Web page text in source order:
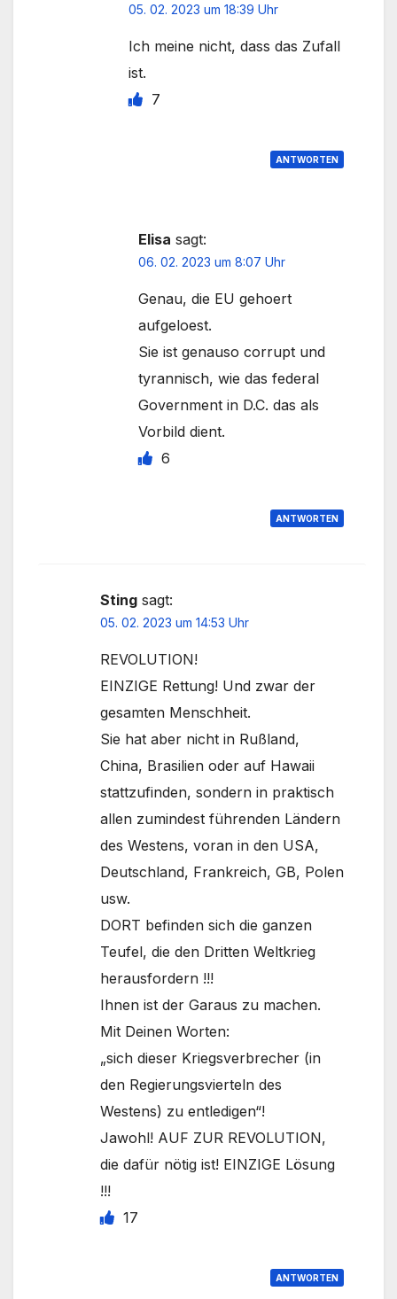
05. 02. 2023 um 18:39 Uhr
Ich meine nicht, dass das Zufall
ist.
7
ANTWORTEN
Elisa sagt:
06. 02. 2023 um 8:07 Uhr
Genau, die EU gehoert
aufgeloest.
Sie ist genauso corrupt und
tyrannisch, wie das federal
Government in D.C. das als
Vorbild dient.
6
ANTWORTEN
Sting sagt:
05. 02. 2023 um 14:53 Uhr
REVOLUTION!
EINZIGE Rettung! Und zwar der
gesamten Menschheit.
Sie hat aber nicht in Rußland,
China, Brasilien oder auf Hawaii
stattzufinden, sondern in praktisch
allen zumindest führenden Ländern
des Westens, voran in den USA,
Deutschland, Frankreich, GB, Polen
usw.
DORT befinden sich die ganzen
Teufel, die den Dritten Weltkrieg
herausfordern !!!
Ihnen ist der Garaus zu machen.
Mit Deinen Worten:
„sich dieser Kriegsverbrecher (in
den Regierungsvierteln des
Westens) zu entledigen“!
Jawohl! AUF ZUR REVOLUTION,
die dafür nötig ist! EINZIGE Lösung
!!!
17
ANTWORTEN